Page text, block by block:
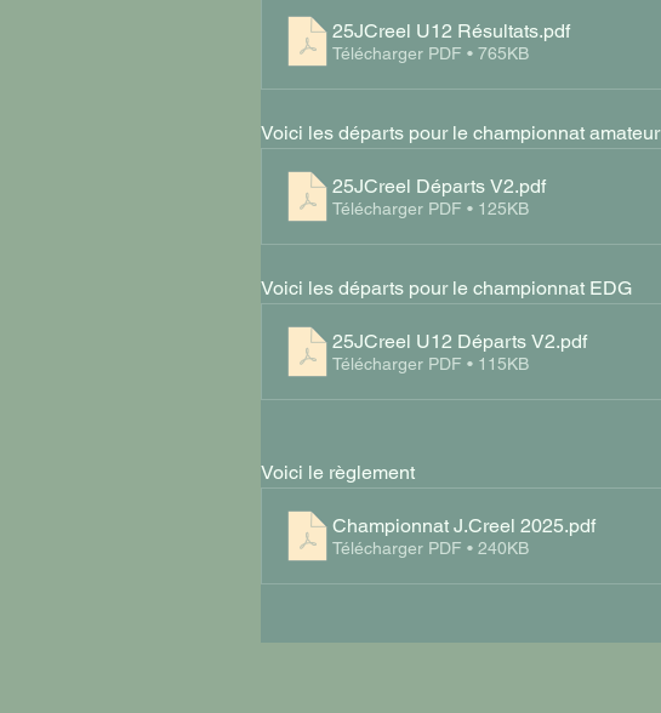
25JCreel U12 Résultats.pdf
Télécharger PDF • 765KB
Voici les départs pour le championnat amateur
25JCreel Départs V2.pdf
Télécharger PDF • 125KB
Voici les départs pour le championnat EDG
25JCreel U12 Départs V2.pdf
Télécharger PDF • 115KB
Voici le règlement
Championnat J.Creel 2025.pdf
Télécharger PDF • 240KB